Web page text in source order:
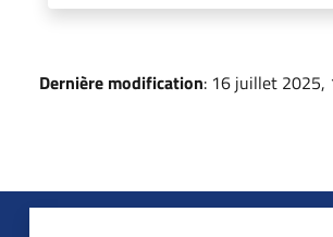
Dernière modification: 16 juillet 2025,